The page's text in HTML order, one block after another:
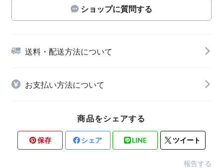
ショップに質問する
送料・配送方法について
お支払い方法について
商品をシェアする
保存 シェア LINE ツイート
報告する